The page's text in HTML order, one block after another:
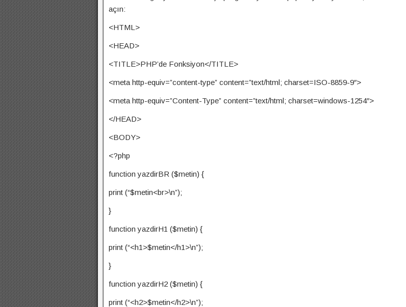
açın:
<HTML>
<HEAD>
<TITLE>PHP’de Fonksiyon</TITLE>
<meta http-equiv=”content-type” content=”text/html; charset=ISO-8859-9″>
<meta http-equiv=”Content-Type” content=”text/html; charset=windows-1254″>
</HEAD>
<BODY>
<?php
function yazdirBR ($metin) {
print (“$metin<br>\n”);
}
function yazdirH1 ($metin) {
print (“<h1>$metin</h1>\n”);
}
function yazdirH2 ($metin) {
print (“<h2>$metin</h2>\n”);